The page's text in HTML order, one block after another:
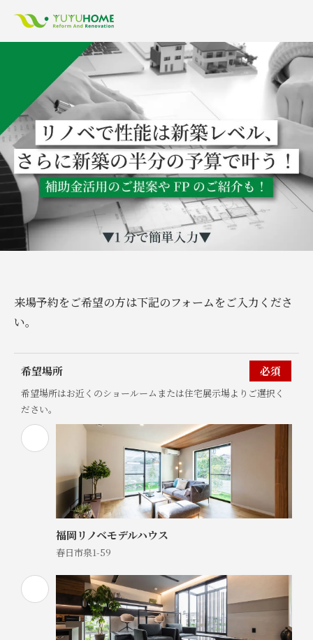
来場予約をご希望の方は下記のフォームをご入力くださ
い。
希望場所 必須
希望場所はお近くのショールームまたは住宅展示場よりご選択く
ださい。
福岡リノベモデルハウス
春日市泉1-59